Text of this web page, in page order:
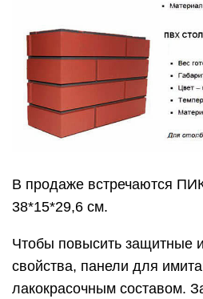
В продаже встречаются
38*15*29,6 см.
Чтобы повысить защитные
свойства, панели для
лакокрасочным составом.